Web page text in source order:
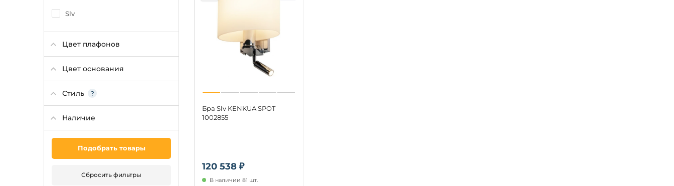
Slv
Цвет плафонов
Цвет основания
Стиль
Наличие
Подобрать товары
Сбросить фильтры
120 538 ₽
Бра Slv KENKUA SPOT
1002855
В наличии 81 шт.